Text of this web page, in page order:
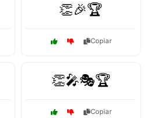
👏🎉🏆
Copiar
👏🎤🎭🏆
Copiar